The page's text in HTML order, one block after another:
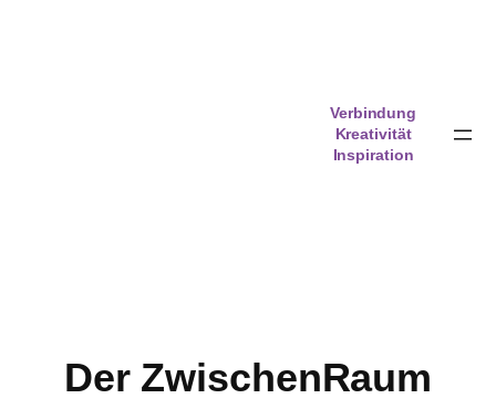
Verbindung
Kreativität
Inspiration
Der ZwischenRaum